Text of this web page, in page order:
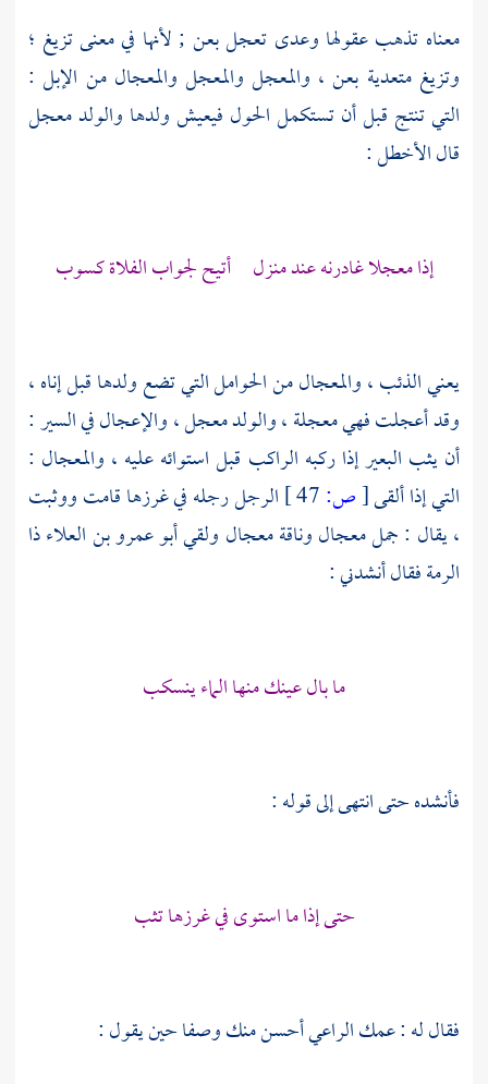
معناه تذهب عقولها وعدى تعجل بعن ; لأنها في معنى تزيغ ؛
وتزيغ متعدية بعن ، والمعجل والمعجل والمعجال من الإبل :
التي تنتج قبل أن تستكمل الحول فيعيش ولدها والولد معجل
قالالأخطل:
إذا معجلا غادرنه عند منزل أتيح لجواب الفلاة كسوب
يعني الذئب ، والمعجال من الحوامل التي تضع ولدها قبل إناه ،
وقد أعجلت فهي معجلة ، والولد معجل ، والإعجال في السير :
أن يثب البعير إذا ركبه الراكب قبل استوائه عليه ، والمعجال :
التي إذا ألقى[ص:
الرجل رجله في غرزها قامت ووثبت
، يقال : جمل معجال وناقة معجال ولقيأبو عمرو بن العلاء ذا
الرمةفقال أنشدني :
ما بال عينك منها الماء ينسكب
فأنشده حتى انتهى إلى قوله :
حتى إذا ما استوى في غرزها تثب
فقال له : عمكالراعيأحسن منك وصفا حين يقول :